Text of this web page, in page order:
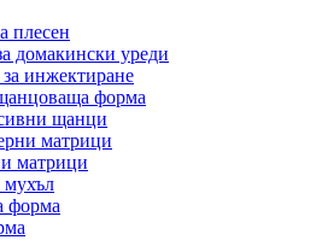
плесен
домакински уреди
инжектиране
форма
щанци
матрици
матрици
мухъл
форма